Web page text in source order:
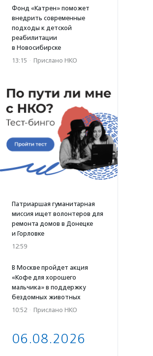
Фонд «Катрен» поможет
внедрить современные
подходы к детской
реабилитации
в Новосибирске
13:15 · Прислано НКО
Патриаршая гуманитарная
миссия ищет волонтеров для
ремонта домов в Донецке
и Горловке
12:59
В Москве пройдет акция
«Кофе для хорошего
мальчика» в поддержку
бездомных животных
10:52 · Прислано НКО
06.08.2026